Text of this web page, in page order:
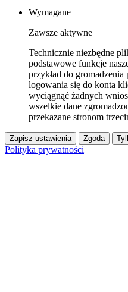
Wymagane
Zawsze aktywne
Technicznie niezbędne
podstawowe funkcje
przykład do
logowania się do konta
wyciągnąć żadnych
wszelkie dane
przekazane stronom
Zapisz ustawienia Zgoda
Polityka prywatności